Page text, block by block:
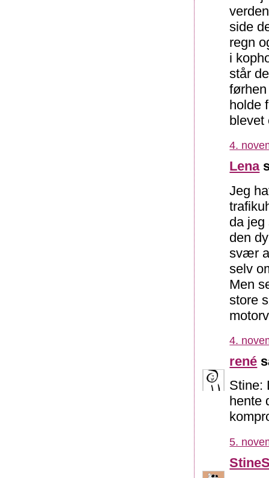
side
regn
i
står
holde
blevet
4.
Lena
Jeg
da jeg
den
svær
selv
Men
store
4.
rené
Stine:
hente
5.